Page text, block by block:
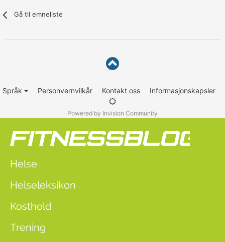
Gå til emneliste
Språk Personvernvilkår Kontakt oss Informasjonskapsler
Powered by Invision Community
Helse
Helseleksikon
Kosthold
Trening